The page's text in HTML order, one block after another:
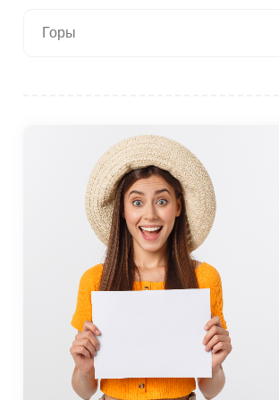
уровней квалификации,
зимние месяцы, вы сможете
катание на лыжах и сноуборде
курорте Мерга Бутан. Этот
для зимних видов спорта
подходящие для всех уровней, а
прокатом снаряжения и
Местная кухня: Хаккари может
уникальным кулинарным
под влиянием курдскими и
традициями. Не упустите шанс
местную такие фирменные блюда,
Горы